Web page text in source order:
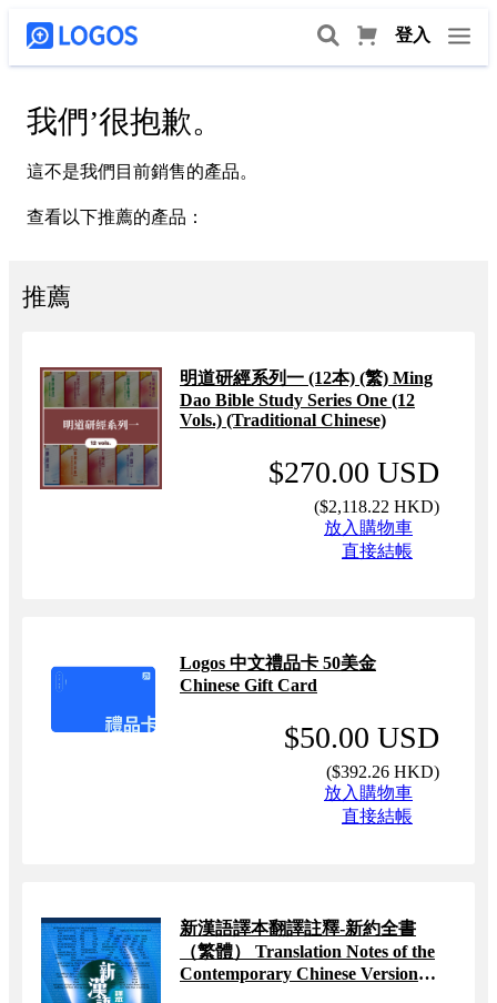
登入
我們’很抱歉。
這不是我們目前銷售的產品。
查看以下推薦的產品：
推薦
明道研經系列一 (12本) (繁) Ming
Dao Bible Study Series One (12
Vols.) (Traditional Chinese)
$270.00 USD
($2,118.22 HKD)
放入購物車
直接結帳
Logos 中文禮品卡 50美金
Chinese Gift Card
$50.00 USD
($392.26 HKD)
放入購物車
直接結帳
新漢語譯本翻譯註釋-新約全書
（繁體） Translation Notes of the
Contemporary Chinese Version